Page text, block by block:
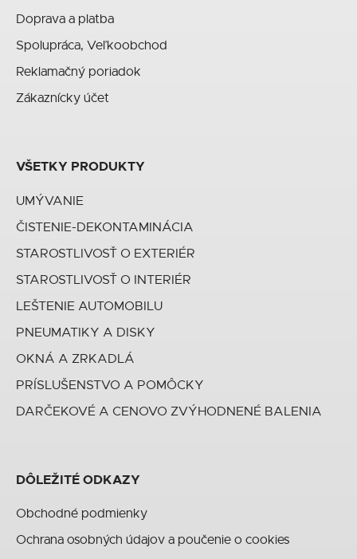
Doprava a platba
Spolupráca, Veľkoobchod
Reklamačný poriadok
Zákaznícky účet
VŠETKY PRODUKTY
UMÝVANIE
ČISTENIE-DEKONTAMINÁCIA
STAROSTLIVOSŤ O EXTERIÉR
STAROSTLIVOSŤ O INTERIÉR
LEŠTENIE AUTOMOBILU
PNEUMATIKY A DISKY
OKNÁ A ZRKADLÁ
PRÍSLUŠENSTVO A POMÔCKY
DARČEKOVÉ A CENOVO ZVÝHODNENÉ BALENIA
DÔLEŽITÉ ODKAZY
Obchodné podmienky
Ochrana osobných údajov a poučenie o cookies